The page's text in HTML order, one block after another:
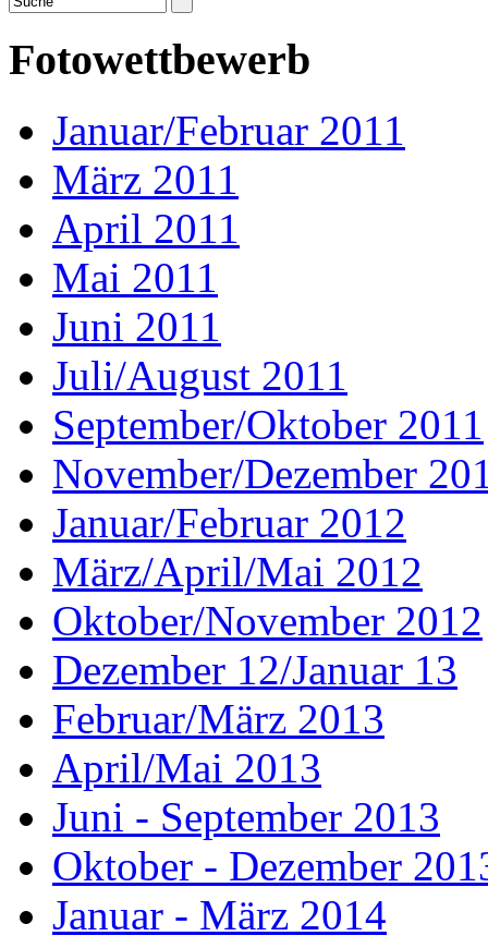
Fotowettbewerb
Januar/Februar 2011
März 2011
April 2011
Mai 2011
Juni 2011
Juli/August 2011
September/Oktober 2011
November/Dezember
Januar/Februar 2012
März/April/Mai 2012
Oktober/November 2012
Dezember 12/Januar 13
Februar/März 2013
April/Mai 2013
Juni - September 2013
Oktober - Dezember
Januar - März 2014